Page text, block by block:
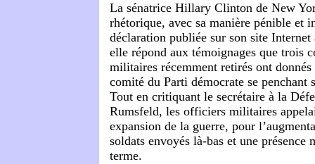
La sénatrice Hillary Clinton de New
rhétorique, avec sa manière pénible et
déclaration publiée sur son site Internet
elle répond aux témoignages que trois
militaires récemment retirés ont
comité du Parti démocrate se penchant
Tout en critiquant le secrétaire à la
Rumsfeld, les officiers militaires
expansion de la guerre, pour
soldats envoyés là-bas et une
terme.